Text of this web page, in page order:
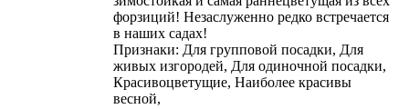
форзиций! Незаслуженно редко встречается
в наших садах!
Признаки: Для групповой посадки, Для
живых изгородей, Для одиночной посадки,
Красивоцветущие, Наиболее красивы
весной,